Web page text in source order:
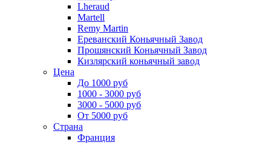
Lheraud
Martell
Remy Martin
Ереванский Коньячный Завод
Прошянский Коньячный Завод
Кизлярский коньячный завод
Цена
До 1000 руб
1000 - 3000 руб
3000 - 5000 руб
От 5000 руб
Страна
Франция